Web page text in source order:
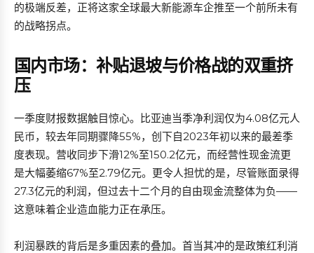
的极端反差，正将这家全球最大新能源车企推至一个前所未有
的战略拐点。
国内市场：补贴退坡与价格战的双重挤
压
一季度财报数据触目惊心。比亚迪当季净利润仅为4.08亿元人
民币，较去年同期骤降55%，创下自2023年初以来的最差季
度表现。营收同步下滑12%至150.2亿元，而经营性现金流更
是大幅萎缩67%至2.79亿元。更令人担忧的是，尽管账面录得
27.3亿元的利润，但过去十二个月的自由现金流整体为负——
这意味着企业造血能力正在承压。
利润暴跌的背后是多重因素的叠加。首当其冲的是政策红利消